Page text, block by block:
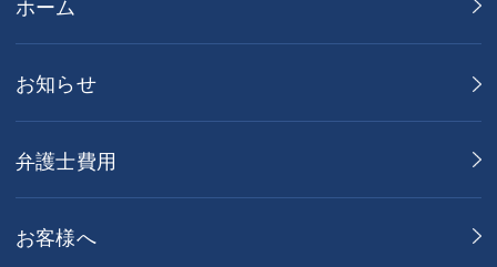
お知らせ
弁護士費用
お客様へ